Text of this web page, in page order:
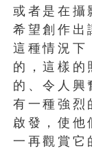
或者是在攝
希望創作出
這種情況下
的，這樣的
的、令人興
有一種強烈
啟發，使他
一再觀賞它